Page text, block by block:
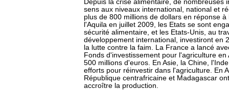
Depuis la crise alimentaire, de nombreuses
sens aux niveaux international, national et
plus de 800 millions de dollars en réponse
l'Aquila en juillet 2009, les Etats se sont
sécurité alimentaire, et les Etats-Unis, au
développement international, investiront en
la lutte contre la faim. La France a lancé
Fonds d'investissement pour l'agriculture
500 millions d'euros. En Asie, la Chine,
efforts pour réinvestir dans l'agriculture. En
République centrafricaine et Madagascar
accroître la production.